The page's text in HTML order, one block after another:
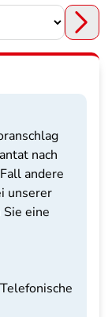
nach
andere
unserer
eine